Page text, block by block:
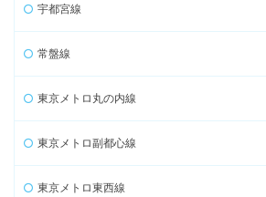
宇都宮線
常盤線
東京メトロ丸の内線
東京メトロ副都心線
東京メトロ東西線